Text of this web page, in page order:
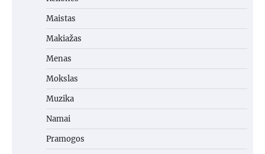
Maistas
Makiažas
Menas
Mokslas
Muzika
Namai
Pramogos